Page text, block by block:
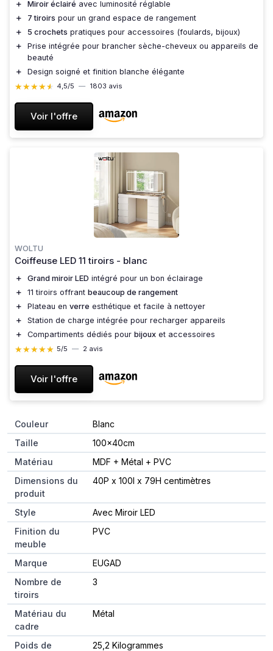
＋ Miroir éclairé avec luminosité réglable
＋
7 tiroirs pour un grand espace de rangement
＋
5 crochets pratiques pour accessoires (foulards, bijoux)
＋
Prise intégrée pour brancher sèche-cheveux ou appareils de
beauté
＋
Design soigné et finition blanche élégante
★★★★★
★★★★★ 4,5/5 — 1803 avis
Voir l'offre
WOLTU
Coiffeuse LED 11 tiroirs - blanc
＋ Grand miroir LED intégré pour un bon éclairage
＋
11 tiroirs offrant beaucoup de rangement
＋
Plateau en verre esthétique et facile à nettoyer
＋
Station de charge intégrée pour recharger appareils
＋
Compartiments dédiés pour bijoux et accessoires
★★★★★
★★★★★ 5/5 — 2 avis
Voir l'offre
Couleur
Blanc
Taille
100x40cm
Matériau
MDF + Métal + PVC
Dimensions du
produit
40P x 100l x 79H centimètres
Style
Avec Miroir LED
Finition du
meuble
PVC
Marque
EUGAD
Nombre de
tiroirs
3
Matériau du
cadre
Métal
Poids de
25,2 Kilogrammes